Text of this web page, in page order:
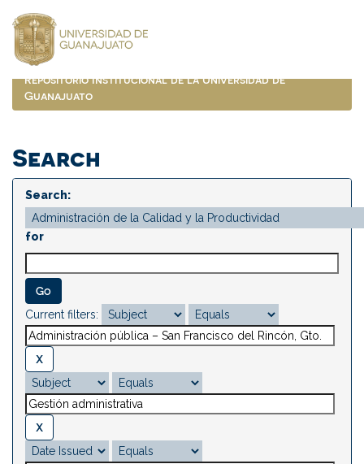
navigation
Repositorio Institucional de la Universidad de
Guanajuato
Search
Search:
for
Current filters: